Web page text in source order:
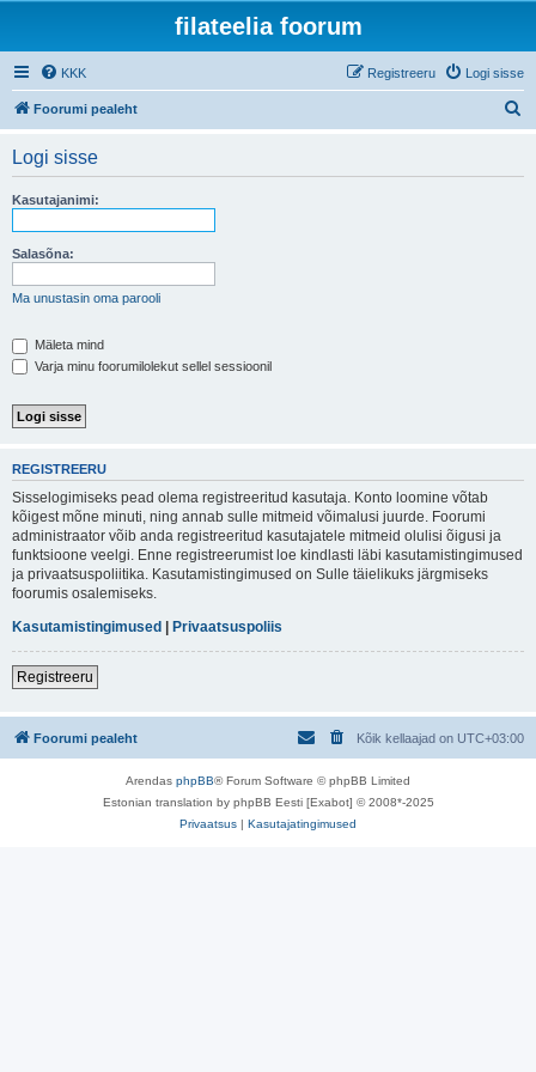
filateelia foorum
KKK Logi sisse
Registreeru
Foorumi pealeht
Logi sisse
Kasutajanimi:
Salasõna:
Ma unustasin oma parooli
Mäleta mind
Varja minu foorumilolekut sellel sessioonil
REGISTREERU
Sisselogimiseks pead olema registreeritud kasutaja. Konto loomine võtab
kõigest mõne minuti, ning annab sulle mitmeid võimalusi juurde. Foorumi
administraator võib anda registreeritud kasutajatele mitmeid olulisi õigusi ja
funktsioone veelgi. Enne registreerumist loe kindlasti läbi kasutamistingimused
ja privaatsuspoliitika. Kasutamistingimused on Sulle täielikuks järgmiseks
foorumis osalemiseks.
Kasutamistingimused | Privaatsuspoliis
Registreeru
Foorumi pealeht Kõik kellaajad on UTC+03:00
Arendas phpBB® Forum Software © phpBB Limited
Estonian translation by phpBB Eesti [Exabot] © 2008*-2025
Privaatsus | Kasutajatingimused